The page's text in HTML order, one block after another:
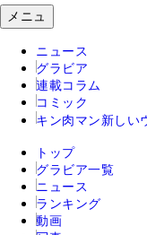
メニュ
ニュース
グラビア
連載コラム
コミック
キン肉マン 新しい
トップ
グラビア一覧
ニュース
ランキング
動画